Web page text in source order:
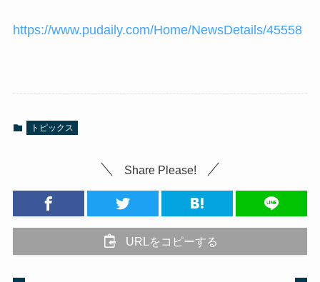
https://www.pudaily.com/Home/NewsDetails/45558
トピックス
Share Please!
URLをコピーする